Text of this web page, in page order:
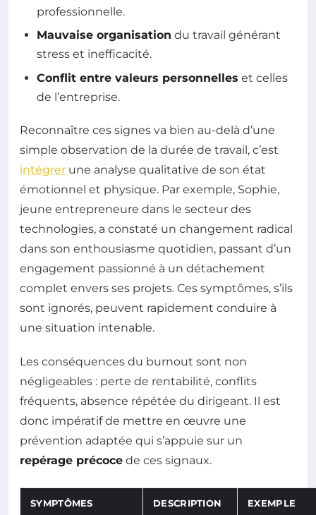
professionnelle.
Mauvaise organisation du travail générant
stress et inefficacité.
Conflit entre valeurs personnelles et celles
de l’entreprise.
Reconnaître ces signes va bien au-delà d’une
simple observation de la durée de travail, c’est
intégrer une analyse qualitative de son état
émotionnel et physique. Par exemple, Sophie,
jeune entrepreneure dans le secteur des
technologies, a constaté un changement radical
dans son enthousiasme quotidien, passant d’un
engagement passionné à un détachement
complet envers ses projets. Ces symptômes, s’ils
sont ignorés, peuvent rapidement conduire à
une situation intenable.
Les conséquences du burnout sont non
négligeables : perte de rentabilité, conflits
fréquents, absence répétée du dirigeant. Il est
donc impératif de mettre en œuvre une
prévention adaptée qui s’appuie sur un
repérage précoce de ces signaux.
SYMPTÔMES DESCRIPTION EXEMPLE